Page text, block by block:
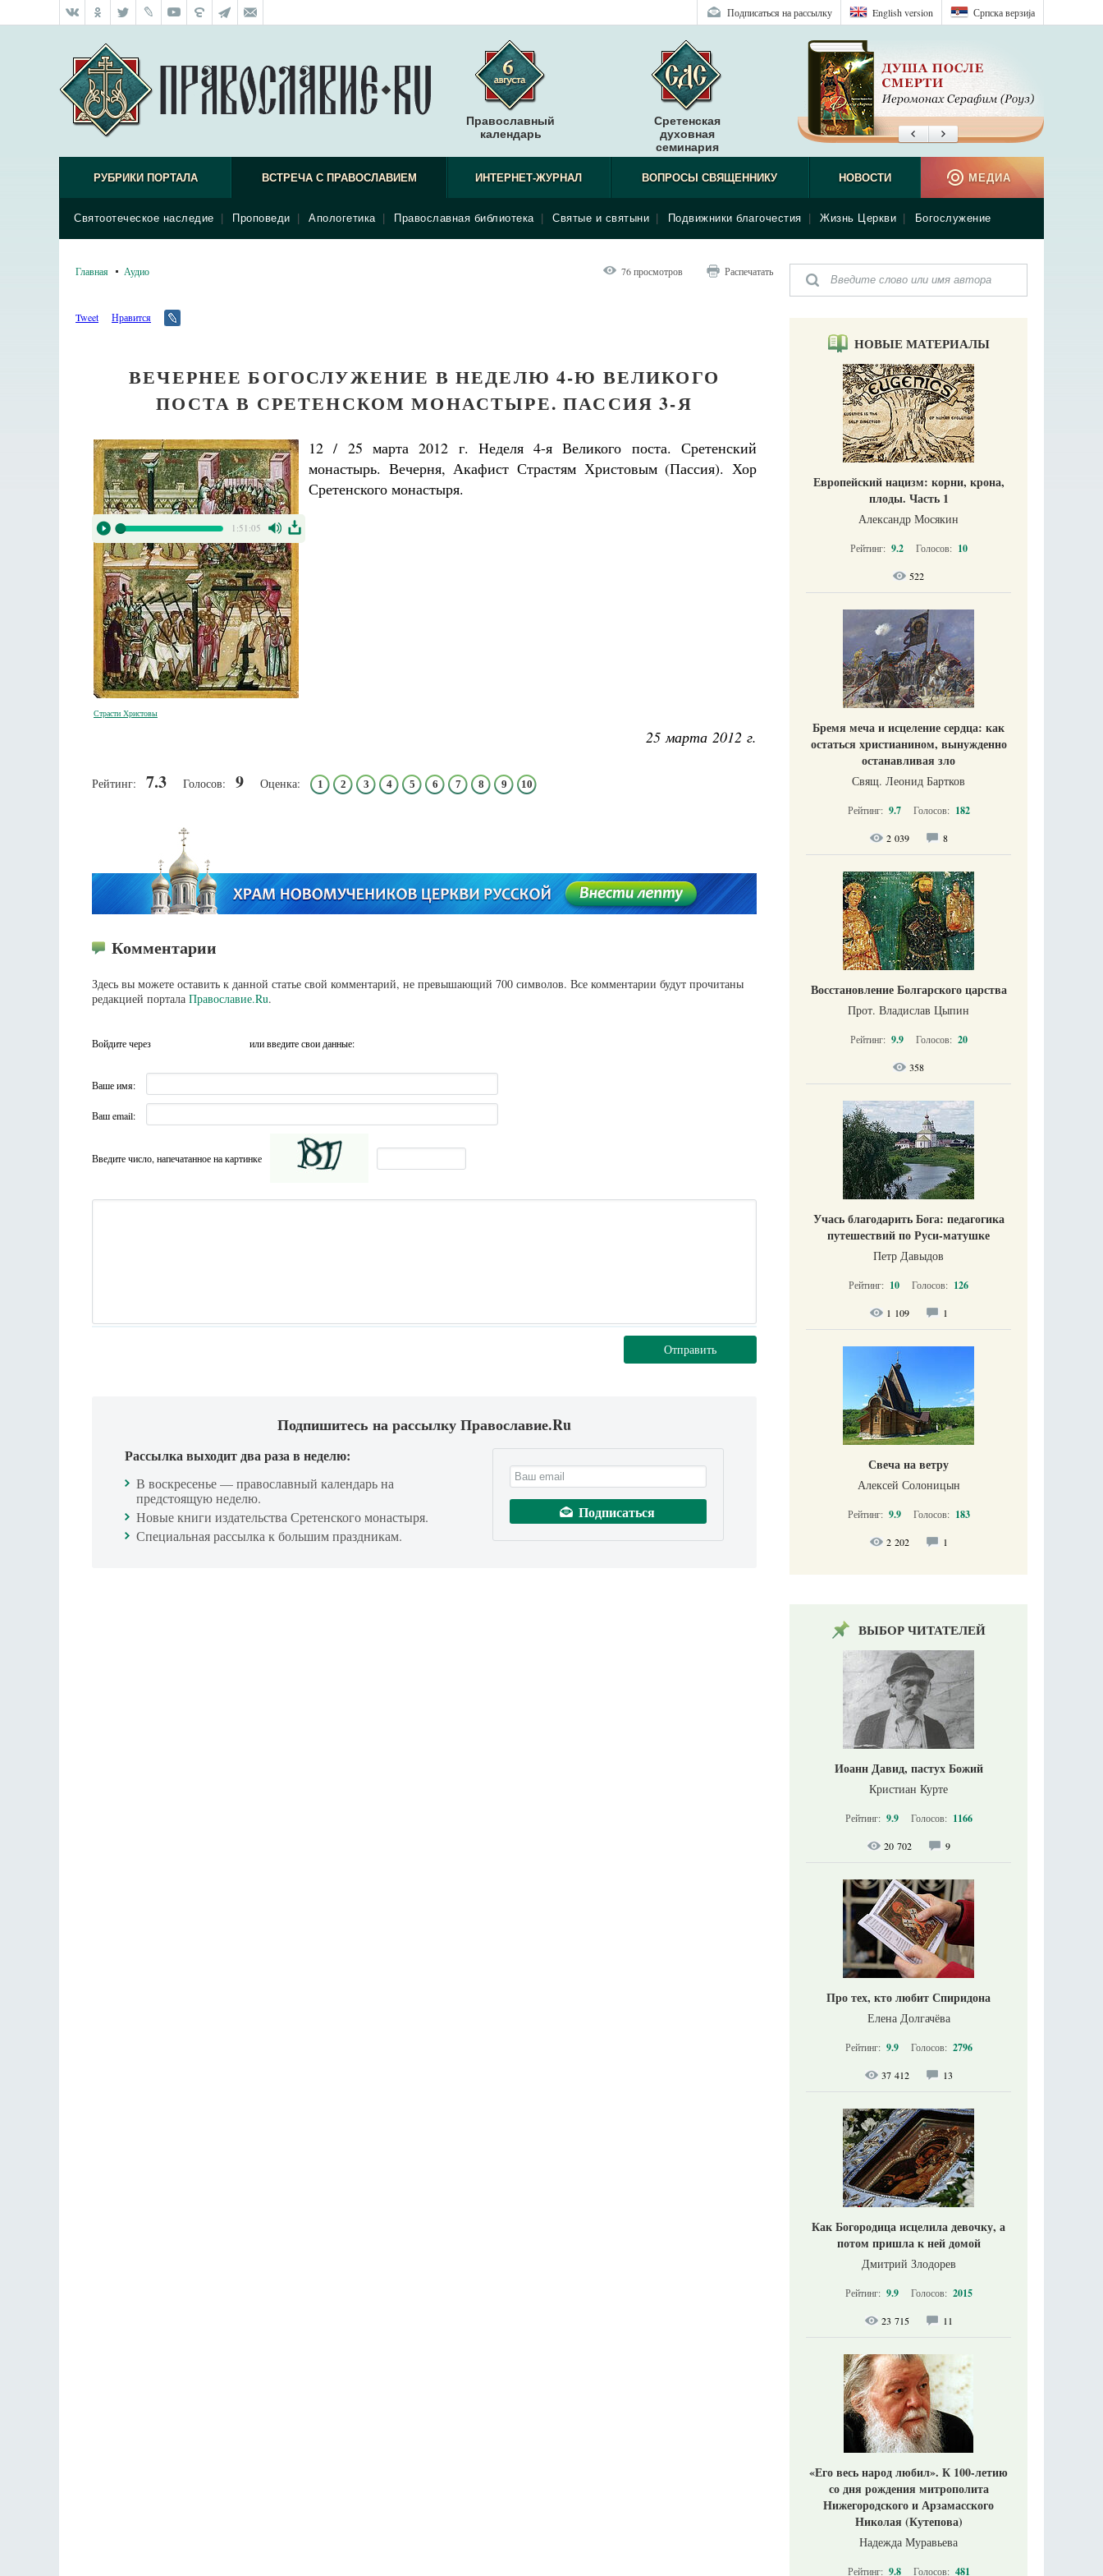
Српска верзиjа
English version
Подписаться на рассылку
Православный
календарь
Сретенская
духовная
семинария
РУБРИКИ ПОРТАЛА ВСТРЕЧА С ПРАВОСЛАВИЕМ
Святоотеческое наследие Проповеди Апологетика Православная библиотека Святые и святыни Подвижники благочестия Жизнь Церкви Богослужение
ИНТЕРНЕТ-ЖУРНАЛ ВОПРОСЫ СВЯЩЕННИКУ НОВОСТИ МЕДИА
Главная Аудио 76 просмотров Распечатать
Tweet Нравится
ВЕЧЕРНЕЕ БОГОСЛУЖЕНИЕ В НЕДЕЛЮ 4-Ю ВЕЛИКОГО
ПОСТА В СРЕТЕНСКОМ МОНАСТЫРЕ. ПАССИЯ 3-Я
Страсти Христовы
12 / 25 марта 2012 г. Неделя 4-я Великого поста. Сретенский
монастырь. Вечерня, Акафист Страстям Христовым (Пассия). Хор
Сретенского монастыря.
1:51:05
25 марта 2012 г.
Рейтинг: 7.3 Голосов: 9 Оценка: 1 2 3 4 5 6 7 8 9 10
Комментарии
Здесь вы можете оставить к данной статье свой комментарий, не превышающий 700 символов. Все комментарии будут прочитаны
редакцией портала Православие.Ru.
Войдите через или введите свои данные:
Ваше имя:
Ваш email:
Введите число, напечатанное на картинке
Отправить
Подпишитесь на рассылку Православие.Ru
Рассылка выходит два раза в неделю:
В воскресенье — православный календарь на
предстоящую неделю.
Новые книги издательства Сретенского монастыря.
Специальная рассылка к большим праздникам.
НОВЫЕ МАТЕРИАЛЫ
Европейский нацизм: корни, крона,
плоды. Часть 1
Александр Мосякин
Рейтинг: 9.2 Голосов: 10
522
Бремя меча и исцеление сердца: как
остаться христианином, вынужденно
останавливая зло
Свящ. Леонид Бартков
Рейтинг: 9.7 Голосов: 182
2 039 8
Восстановление Болгарского царства
Прот. Владислав Цыпин
Рейтинг: 9.9 Голосов: 20
358
Учась благодарить Бога: педагогика
путешествий по Руси-матушке
Петр Давыдов
Рейтинг: 10 Голосов: 126
1 109 1
Свеча на ветру
Алексей Солоницын
Рейтинг: 9.9 Голосов: 183
2 202 1
ВЫБОР ЧИТАТЕЛЕЙ
Иоанн Давид, пастух Божий
Кристиан Курте
Рейтинг: 9.9 Голосов: 1166
20 702 9
Про тех, кто любит Спиридона
Елена Долгачёва
Рейтинг: 9.9 Голосов: 2796
37 412 13
Как Богородица исцелила девочку, а
потом пришла к ней домой
Дмитрий Злодорев
Рейтинг: 9.9 Голосов: 2015
23 715 11
«Его весь народ любил». К 100-летию
со дня рождения митрополита
Нижегородского и Арзамасского
Николая (Кутепова)
Надежда Муравьева
Рейтинг: 9.8 Голосов: 481